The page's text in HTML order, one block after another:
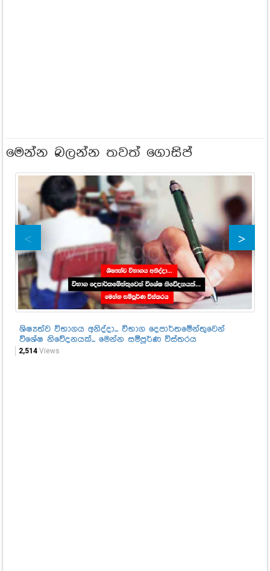
මෙන්න බලන්න තවත් ගොසිප්
ශිෂ්‍යත්ව විභාගය අනිද්දා... විභාග දෙපාර්තමේන්තුවෙන්
විශේෂ නිවේදනයක්... මෙන්න සම්පූර්ණ විස්තරය
2,514 Views